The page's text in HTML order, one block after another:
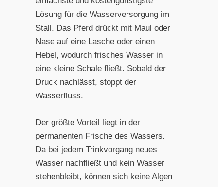
Lösung für die Wasserversorgung im
Stall. Das Pferd drückt mit Maul oder
Nase auf eine Lasche oder einen
Hebel, wodurch frisches Wasser in
eine kleine Schale fließt. Sobald der
Druck nachlässt, stoppt der
Wasserfluss.
Der größte Vorteil liegt in der
permanenten Frische des Wassers.
Da bei jedem Trinkvorgang neues
Wasser nachfließt und kein Wasser
stehenbleibt, können sich keine Algen